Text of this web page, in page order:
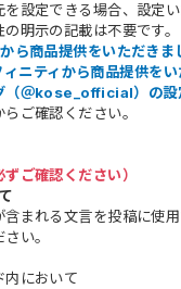
設定できる場合、設定
明示の記載は不要です。
ら商品提供をいただきま
ィニティから商品提供を
（＠kose_official）の設
らご確認ください。
ご確認ください）
含まれる文言を投稿に使
い。
内において